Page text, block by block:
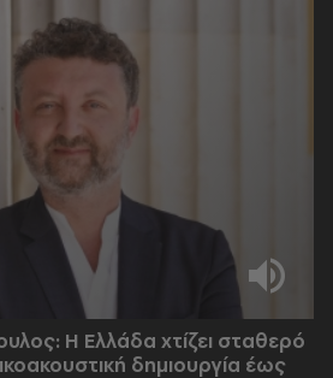
Η Ελλάδα χτίζει σταθερό
δημιουργία έως